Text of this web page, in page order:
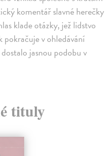
komentář slavné herečky
klade otázky, jež lidstvo
v ohledávání
jasnou podobu v
tituly